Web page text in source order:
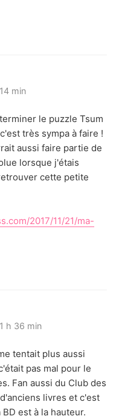
min
le puzzle Tsum
très sympa à faire !
aussi faire partie de
lorsque j'étais
cette petite
2017/11/21/ma-
h 36 min
tentait plus aussi
pas mal pour le
Fan aussi du Club des
livres et c'est
est à la hauteur.